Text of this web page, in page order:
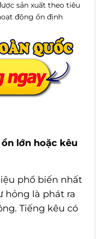
sản xuất theo tiêu
động ổn định
lớn hoặc kêu
phổ biến nhất
hỏng là phát ra
Tiếng kêu có